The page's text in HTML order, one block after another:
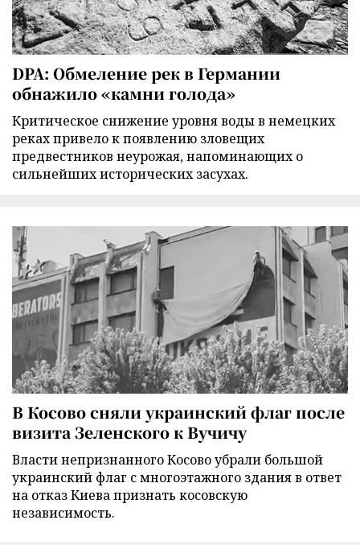
DPA: Обмеление рек в Германии
обнажило «камни голода»
Критическое снижение уровня воды в немецких
реках привело к появлению зловещих
предвестников неурожая, напоминающих о
сильнейших исторических засухах.
В Косово сняли украинский флаг после
визита Зеленского к Вучичу
Власти непризнанного Косово убрали большой
украинский флаг с многоэтажного здания в ответ
на отказ Киева признать косовскую
независимость.